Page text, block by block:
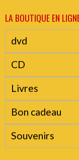
LA BOUTIQUE EN
dvd
CD
Livres
Bon cadeau
Souvenirs